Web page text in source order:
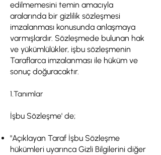
edilmemesini temin amacıyla
aralarında bir gizlilik sözleşmesi
imzalanması konusunda anlaşmaya
varmışlardır. Sözleşmede bulunan hak
ve yükümlülükler, işbu sözleşmenin
Taraflarca imzalanması ile hüküm ve
sonuç doğuracaktır.
1.Tanımlar
İşbu Sözleşme' de;
"Açıklayan Taraf İşbu Sözleşme
hükümleri uyarınca Gizli Bilgilerini diğer